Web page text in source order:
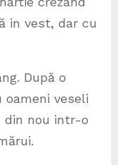
in vest, dar cu
După o
veseli
din nou intr-o